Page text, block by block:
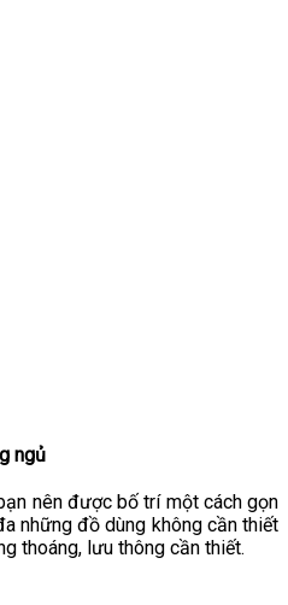
ngủ
nên được bố trí một cách gọn
những đồ dùng không cần thiết
thoáng, lưu thông cần thiết.